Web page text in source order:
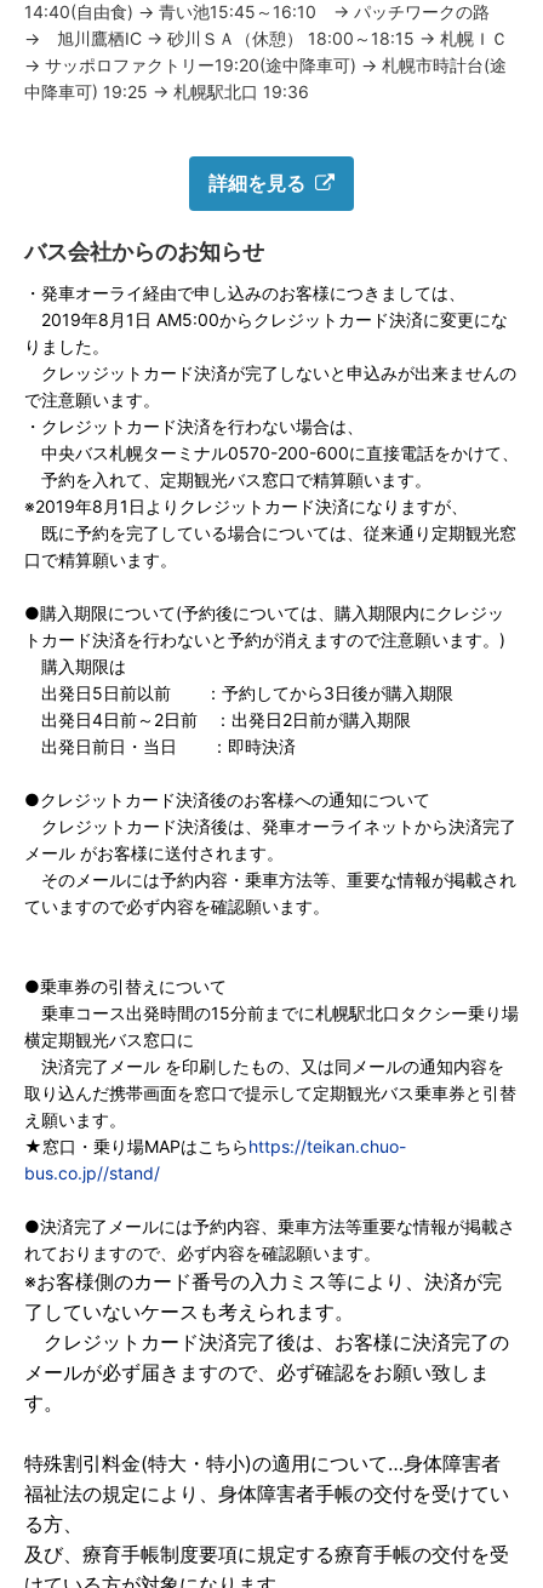
14:40(自由食) → 青い池15:45～16:10 → パッチワークの路
→ 旭川鷹栖IC → 砂川ＳＡ（休憩） 18:00～18:15 → 札幌ＩＣ
→ サッポロファクトリー19:20(途中降車可) → 札幌市時計台(途
中降車可) 19:25 → 札幌駅北口 19:36
詳細を見る
バス会社からのお知らせ
・発車オーライ経由で申し込みのお客様につきましては、
2019年8月1日 AM5:00からクレジットカード決済に変更にな
りました。
クレッジットカード決済が完了しないと申込みが出来ませんの
で注意願います。
・クレジットカード決済を行わない場合は、
中央バス札幌ターミナル0570-200-600に直接電話をかけて、
予約を入れて、定期観光バス窓口で精算願います。
※2019年8月1日よりクレジットカード決済になりますが、
既に予約を完了している場合については、従来通り定期観光窓
口で精算願います。
●購入期限について(予約後については、購入期限内にクレジッ
トカード決済を行わないと予約が消えますので注意願います。)
購入期限は
出発日5日前以前 ：予約してから3日後が購入期限
出発日4日前～2日前 ：出発日2日前が購入期限
出発日前日・当日 ：即時決済
●クレジットカード決済後のお客様への通知について
クレジットカード決済後は、発車オーライネットから決済完了
メール がお客様に送付されます。
そのメールには予約内容・乗車方法等、重要な情報が掲載され
ていますので必ず内容を確認願います。
●乗車券の引替えについて
乗車コース出発時間の15分前までに札幌駅北口タクシー乗り場
横定期観光バス窓口に
決済完了メール を印刷したもの、又は同メールの通知内容を
取り込んだ携帯画面を窓口で提示して定期観光バス乗車券と引替
え願います。
★窓口・乗り場MAPはこちらhttps://teikan.chuo-
bus.co.jp//stand/
●決済完了メールには予約内容、乗車方法等重要な情報が掲載さ
れておりますので、必ず内容を確認願います。
※お客様側のカード番号の入力ミス等により、決済が完
了していないケースも考えられます。
クレジットカード決済完了後は、お客様に決済完了の
メールが必ず届きますので、必ず確認をお願い致しま
す。
特殊割引料金(特大・特小)の適用について…身体障害者
福祉法の規定により、身体障害者手帳の交付を受けてい
る方、
及び、療育手帳制度要項に規定する療育手帳の交付を受